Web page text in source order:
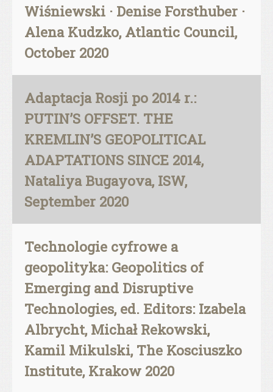
Wiśniewski · Denise Forsthuber ·
Alena Kudzko, Atlantic Council,
October 2020
Adaptacja Rosji po 2014 r.:
PUTIN’S OFFSET. THE
KREMLIN’S GEOPOLITICAL
ADAPTATIONS SINCE 2014,
Nataliya Bugayova, ISW,
September 2020
Technologie cyfrowe a
geopolityka: Geopolitics of
Emerging and Disruptive
Technologies, ed. Editors: Izabela
Albrycht, Michał Rekowski,
Kamil Mikulski, The Kosciuszko
Institute, Krakow 2020